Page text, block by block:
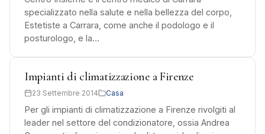
specializzato nella salute e nella bellezza del corpo,
Estetiste a Carrara, come anche il podologo e il
posturologo, e la…
Impianti di climatizzazione a Firenze
23 Settembre 2014 Casa
Per gli impianti di climatizzazione a Firenze rivolgiti al
leader nel settore del condizionatore, ossia Andrea